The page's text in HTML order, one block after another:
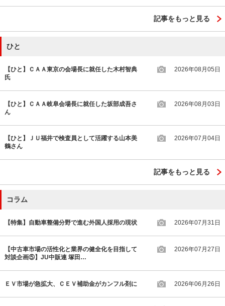
記事をもっと見る
ひと
【ひと】ＣＡＡ東京の会場長に就任した木村智典
氏
2026年08月05日
【ひと】ＣＡＡ岐阜会場長に就任した坂部成吾さ
ん
2026年08月03日
【ひと】ＪＵ福井で検査員として活躍する山本美
鶴さん
2026年07月04日
記事をもっと見る
コラム
【特集】自動車整備分野で進む外国人採用の現状 2026年07月31日
【中古車市場の活性化と業界の健全化を目指して
対談企画⑤】JU中販連 塚田…
2026年07月27日
ＥＶ市場が急拡大、ＣＥＶ補助金がカンフル剤に 2026年06月26日